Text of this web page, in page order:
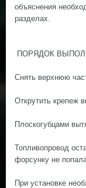
объяснения
разделах.
ПОРЯДОК
Снять верхнюю
Открутить крепеж
Плоскогубцами
Топливопровод
форсунку не
При установке